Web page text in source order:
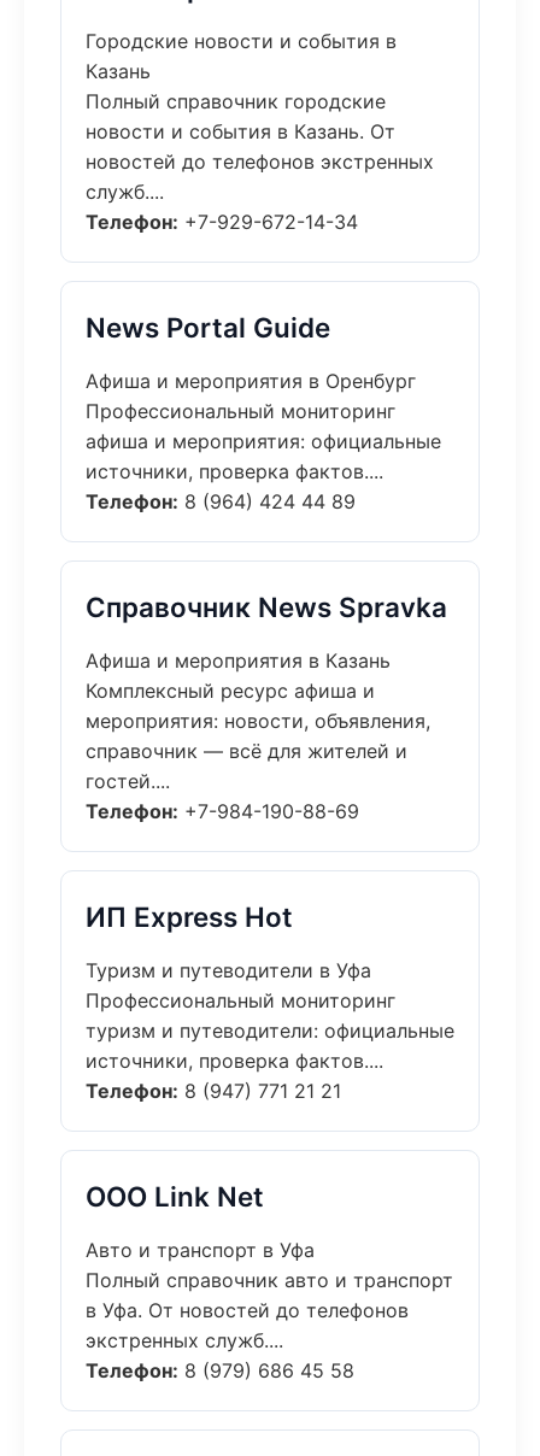
Городские новости и события в
Казань
Полный справочник городские
новости и события в Казань. От
новостей до телефонов экстренных
служб....
Телефон: +7-929-672-14-34
News Portal Guide
Афиша и мероприятия в Оренбург
Профессиональный мониторинг
афиша и мероприятия: официальные
источники, проверка фактов....
Телефон: 8 (964) 424 44 89
Справочник News Spravka
Афиша и мероприятия в Казань
Комплексный ресурс афиша и
мероприятия: новости, объявления,
справочник — всё для жителей и
гостей....
Телефон: +7-984-190-88-69
ИП Express Hot
Туризм и путеводители в Уфа
Профессиональный мониторинг
туризм и путеводители: официальные
источники, проверка фактов....
Телефон: 8 (947) 771 21 21
ООО Link Net
Авто и транспорт в Уфа
Полный справочник авто и транспорт
в Уфа. От новостей до телефонов
экстренных служб....
Телефон: 8 (979) 686 45 58